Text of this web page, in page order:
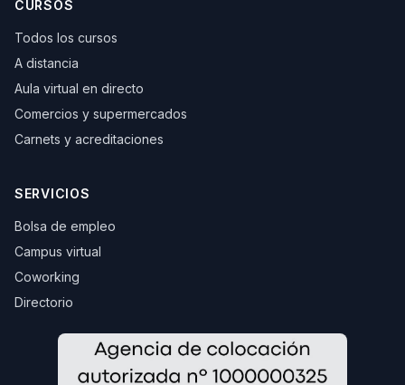
CURSOS
Todos los cursos
A distancia
Aula virtual en directo
Comercios y supermercados
Carnets y acreditaciones
SERVICIOS
Bolsa de empleo
Campus virtual
Coworking
Directorio